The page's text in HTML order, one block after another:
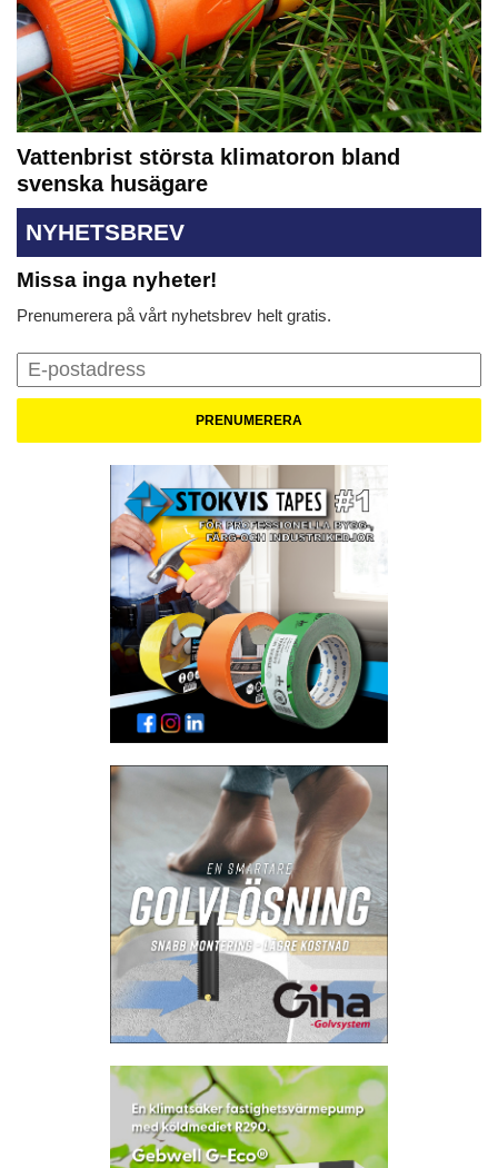
Vattenbrist största klimatoron bland
svenska husägare
NYHETSBREV
Missa inga nyheter!
Prenumerera på vårt nyhetsbrev helt gratis.